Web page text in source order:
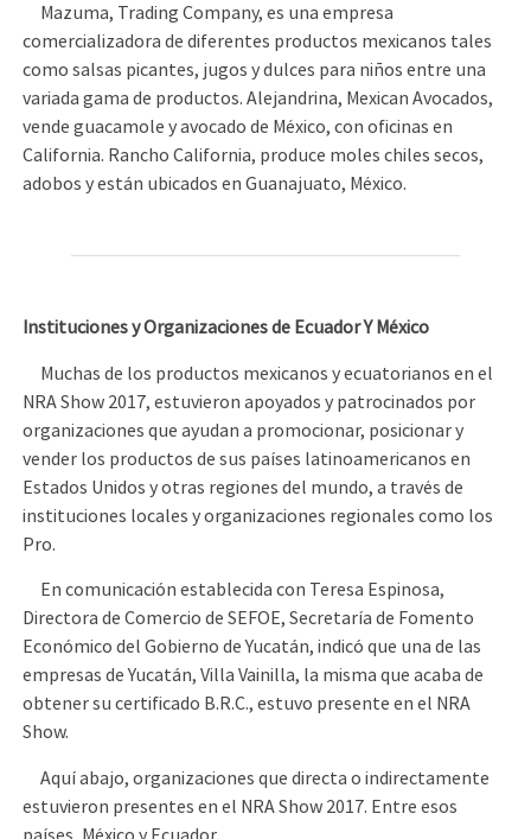
Mazuma, Trading Company, es una empresa
comercializadora de diferentes productos mexicanos tales
como salsas picantes, jugos y dulces para niños entre una
variada gama de productos. Alejandrina, Mexican Avocados,
vende guacamole y avocado de México, con oficinas en
California. Rancho California, produce moles chiles secos,
adobos y están ubicados en Guanajuato, México.
Instituciones y Organizaciones de Ecuador Y México
Muchas de los productos mexicanos y ecuatorianos en el
NRA Show 2017, estuvieron apoyados y patrocinados por
organizaciones que ayudan a promocionar, posicionar y
vender los productos de sus países latinoamericanos en
Estados Unidos y otras regiones del mundo, a través de
instituciones locales y organizaciones regionales como los
Pro.
En comunicación establecida con Teresa Espinosa,
Directora de Comercio de SEFOE, Secretaría de Fomento
Económico del Gobierno de Yucatán, indicó que una de las
empresas de Yucatán, Villa Vainilla, la misma que acaba de
obtener su certificado B.R.C., estuvo presente en el NRA
Show.
Aquí abajo, organizaciones que directa o indirectamente
estuvieron presentes en el NRA Show 2017. Entre esos